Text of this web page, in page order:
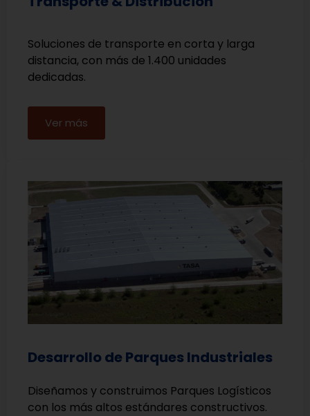
Soluciones de transporte en corta y larga
distancia, con más de 1.400 unidades
dedicadas.
Ver más
Desarrollo de Parques Industriales
Diseñamos y construimos Parques Logísticos
con los más altos estándares constructivos.